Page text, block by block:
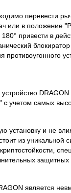
перевести
или в положение
привести в
учетом самых
установку и не
из уникальной
защитных
является